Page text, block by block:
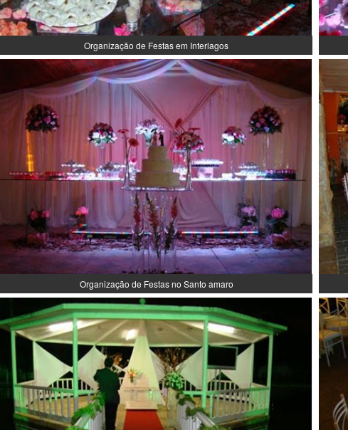
Organização de Festas em Interlagos
Organização de Festas no Santo amaro